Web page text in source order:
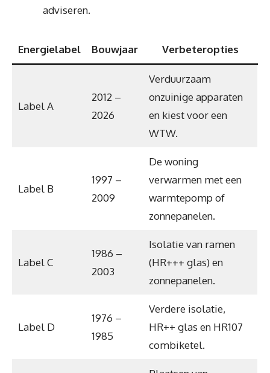
adviseren.
Energielabel Bouwjaar Verbeteropties
Label A
2012 –
2026
Verduurzaam
onzuinige apparaten
en kiest voor een
WTW.
Label B
1997 –
2009
De woning
verwarmen met een
warmtepomp of
zonnepanelen.
Label C
1986 –
2003
Isolatie van ramen
(HR+++ glas) en
zonnepanelen.
Label D
1976 –
1985
Verdere isolatie,
HR++ glas en HR107
combiketel.